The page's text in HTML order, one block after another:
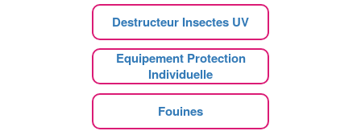
Destructeur Insectes UV
Equipement Protection
Individuelle
Fouines